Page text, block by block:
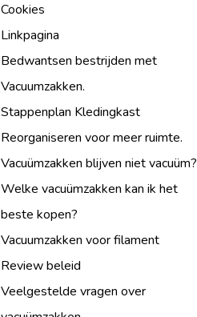
Cookies
Linkpagina
Bedwantsen bestrijden met
Vacuumzakken.
Stappenplan Kledingkast
Reorganiseren voor meer ruimte.
Vacuümzakken blijven niet vacuüm?
Welke vacuümzakken kan ik het
beste kopen?
Vacuumzakken voor filament
Review beleid
Veelgestelde vragen over